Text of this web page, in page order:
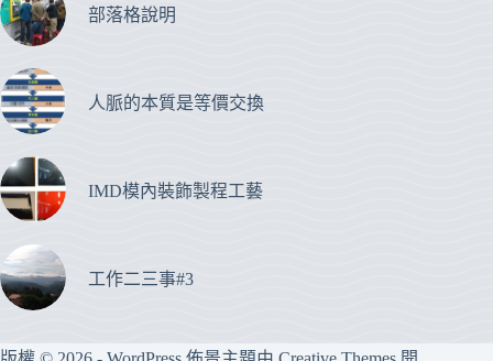
部落格說明
人脈的本質是等價交換
IMD模內裝飾製程工藝
工作二三事#3